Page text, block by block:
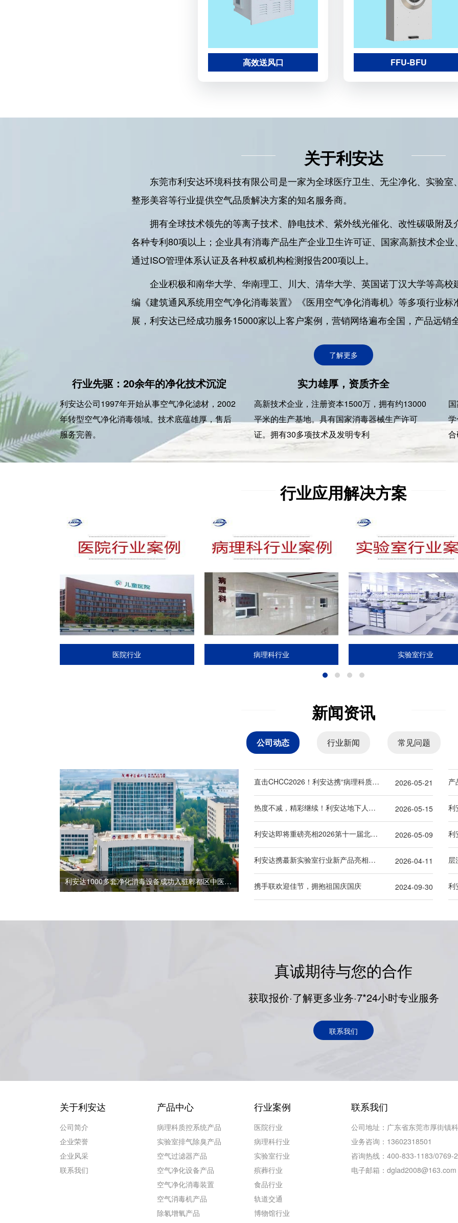
高效送风口 FFU-BFU
关于利安达
东莞市利安达环境科技有限公司是一家为全球医疗卫生、无尘净化、实验
整形美容等行业提供空气品质解决方案的知名服务商。
拥有全球技术领先的等离子技术、静电技术、紫外线光催化、改性碳吸附
各种专利80项以上；企业具有消毒产品生产企业卫生许可证、国家高新技术企
通过ISO管理体系认证及各种权威机构检测报告200项以上。
企业积极和南华大学、华南理工、川大、清华大学、英国诺丁汉大学等高
编《建筑通风系统用空气净化消毒装置》《医用空气净化消毒机》等多项行业标
展，利安达已经成功服务15000家以上客户案例，营销网络遍布全国，产品远销
了解更多
行业先驱：20余年的净化技术沉淀
利安达公司1997年开始从事空气净化滤材，2002
年转型空气净化消毒领域。技术底蕴雄厚，售后
服务完善。
实力雄厚，资质齐全
高新技术企业，注册资本1500万，拥有约13000
平米的生产基地。具有国家消毒器械生产许可
证。拥有30多项技术及发明专利
行业应用解决方案
病理科行业 实验室行业 殡葬行业
新闻资讯
公司动态 行业新闻 常见问题
利安达1000多套净化消毒设备成功入驻郫都区中医医院新院区
直击CHCC2026！利安达携“病理科质控解决方案”登陆天津！ 2026-05-21 产
热度不减，精彩继续！利安达地下人防军事空气净化设备引爆军博会第二日 2026-05-15
利安达即将重磅亮相2026第十一届北京军博会，以军工级“除氡黑科技” 筑牢密闭空间空气安全防线 2026-05-09
利安达携蕞新实验室行业新产品亮相武汉国际科学仪器与实验室装备展览会 2026-04-11
携手联欢迎佳节，拥抱祖国庆国庆 2024-09-30
真诚期待与您的合作
获取报价·了解更多业务·7*24小时专业服务
联系我们
关于利安达
公司简介
企业荣誉
企业风采
联系我们
产品中心
病理科质控系统产品
实验室排气除臭产品
空气过滤器产品
空气净化设备产品
空气净化消毒装置
空气消毒机产品
除氡增氧产品
行业案例
医院行业
病理科行业
实验室行业
殡葬行业
食品行业
轨道交通
博物馆行业
联系我们
公司地址：广东省东莞市厚街镇
业务咨询：13602318501
咨询热线：400-833-1183/0769-
电子邮箱：dglad2008@163.com